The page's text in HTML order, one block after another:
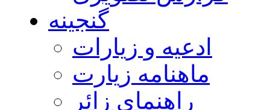
گنجینه
ادعیه و زیارات
ماهنامه زیارت
راهنمای زائر